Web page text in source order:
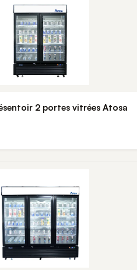
2 portes vitrées Atosa